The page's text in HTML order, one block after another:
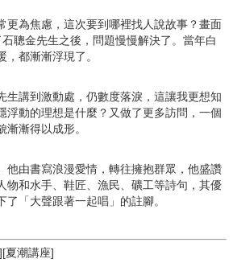
為焦慮，這次要到哪裡找人說故事？畫面
聰金先生之後，問題慢慢解決了。當年白
都漸漸浮現了。
講到激動處，仍數度落淚，這讓我更想知
浮動的理想是什麼？又做了更多訪問，一個
漸得以成形。
由書寫浪漫愛情，轉往擁抱群眾，他盛讚
物和水手、鞋匠、漁民、礦工等詩句，其優
「大聲跟著一起唱」的註腳。
夏潮講座]